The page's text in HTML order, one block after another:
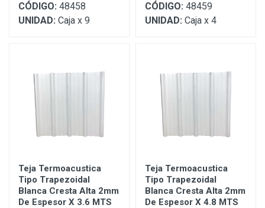
CÓDIGO: 48458
UNIDAD: Caja x 9
CÓDIGO: 48459
UNIDAD: Caja x 4
Teja Termoacustica
Tipo Trapezoidal
Blanca Cresta Alta 2mm
De Espesor X 3.6 MTS
Teja Termoacustica
Tipo Trapezoidal
Blanca Cresta Alta 2mm
De Espesor X 4.8 MTS